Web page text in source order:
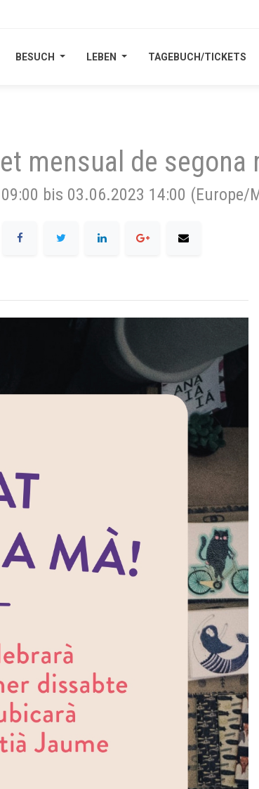
BESUCH LEBEN TAGEBUCH/TICKETS
BESUCH LEBEN TAGEBUCH/TICKETS
mensual de segona
bis 03.06.2023 14:00 (Europe/